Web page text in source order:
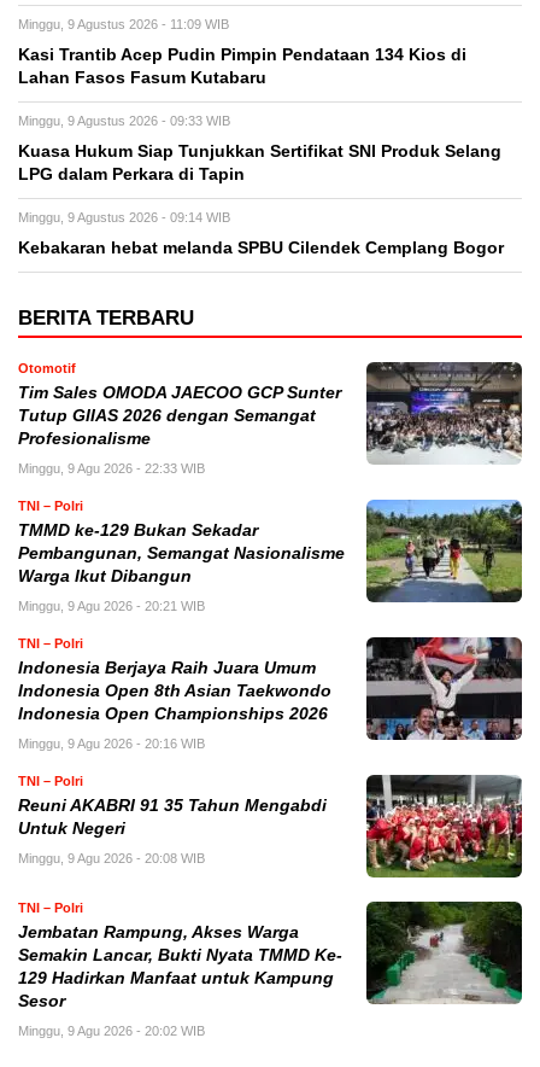
Minggu, 9 Agustus 2026 - 11:09 WIB
Kasi Trantib Acep Pudin Pimpin Pendataan 134 Kios di
Lahan Fasos Fasum Kutabaru
Minggu, 9 Agustus 2026 - 09:33 WIB
Kuasa Hukum Siap Tunjukkan Sertifikat SNI Produk Selang
LPG dalam Perkara di Tapin
Minggu, 9 Agustus 2026 - 09:14 WIB
Kebakaran hebat melanda SPBU Cilendek Cemplang Bogor
BERITA TERBARU
Otomotif
Tim Sales OMODA JAECOO GCP Sunter
Tutup GIIAS 2026 dengan Semangat
Profesionalisme
Minggu, 9 Agu 2026 - 22:33 WIB
TNI – Polri
TMMD ke-129 Bukan Sekadar
Pembangunan, Semangat Nasionalisme
Warga Ikut Dibangun
Minggu, 9 Agu 2026 - 20:21 WIB
TNI – Polri
Indonesia Berjaya Raih Juara Umum
Indonesia Open 8th Asian Taekwondo
Indonesia Open Championships 2026
Minggu, 9 Agu 2026 - 20:16 WIB
TNI – Polri
Reuni AKABRI 91 35 Tahun Mengabdi
Untuk Negeri
Minggu, 9 Agu 2026 - 20:08 WIB
TNI – Polri
Jembatan Rampung, Akses Warga
Semakin Lancar, Bukti Nyata TMMD Ke-
129 Hadirkan Manfaat untuk Kampung
Sesor
Minggu, 9 Agu 2026 - 20:02 WIB